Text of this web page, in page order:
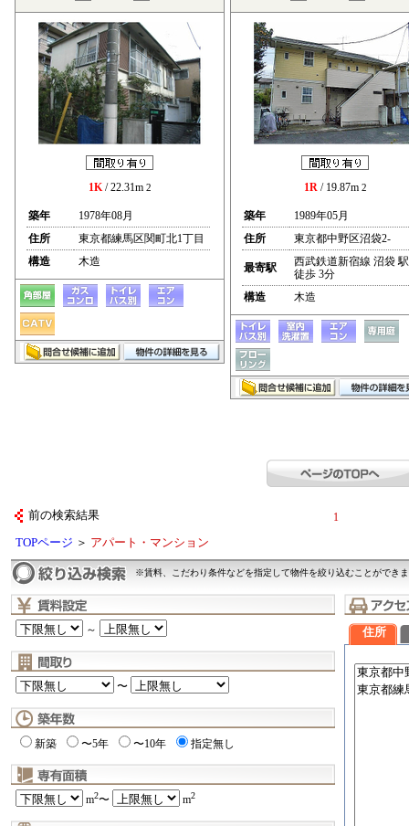
1K/ 22.31m 2
築年
1978年08月
住所
東京都練馬区関町北1丁目
構造
木造
1R/ 19.87m 2
築年
1989年05月
住所
東京都中野区沼袋2-
最寄駅
西武鉄道新宿線 沼袋 駅
徒歩 3分
構造
木造
前の検索結果 1
TOPページ ＞ アパート・マンション
※賃料、こだわり条件などを指定して物件を絞り込むことができ
～
〜
新築 〜5年 〜10年 指定無し
m2〜 m2
住所